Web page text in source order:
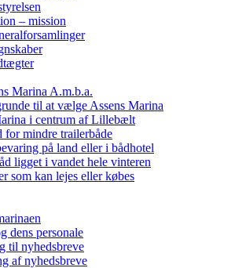
– mission
Marina A.m.b.a.
til at vælge Assens Marina
i centrum af Lillebælt
for mindre trailerbåde
på land eller i bådhotel
ligget i vandet hele vinteren
som kan lejes eller købes
dens personale
til nyhedsbreve
af nyhedsbreve